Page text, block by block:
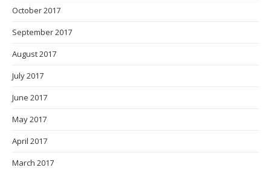
October 2017
September 2017
August 2017
July 2017
June 2017
May 2017
April 2017
March 2017